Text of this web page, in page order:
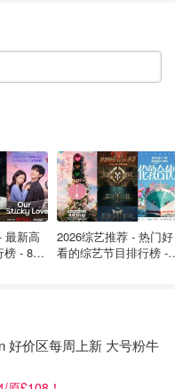
效期内免费变更一次；
买的客票，在有效期
栏【服务大厅-智能客
的“机器人”小按钮，输
最新高
榜 - 8月
2026综艺推荐 - 热门好
看的综艺节目排行榜 -
好价区每周上新 大号粉牛